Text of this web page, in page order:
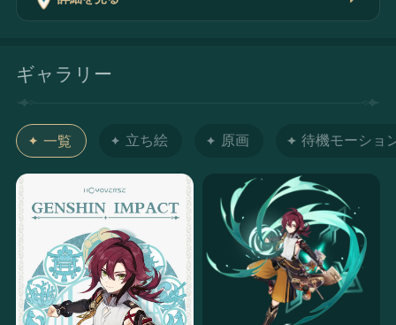
ギャラリー
一覧 立ち絵 原画 待機モーショ